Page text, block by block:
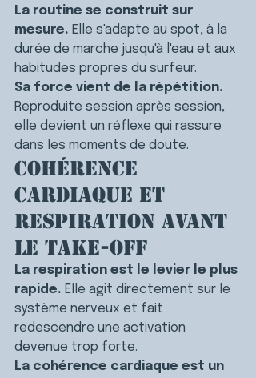
La routine se construit sur
mesure. Elle s'adapte au spot, à la
durée de marche jusqu'à l'eau et aux
habitudes propres du surfeur.
Sa force vient de la répétition.
Reproduite session après session,
elle devient un réflexe qui rassure
dans les moments de doute.
Cohérence
cardiaque et
respiration avant
le take-off
La respiration est le levier le plus
rapide. Elle agit directement sur le
système nerveux et fait
redescendre une activation
devenue trop forte.
La cohérence cardiaque est un